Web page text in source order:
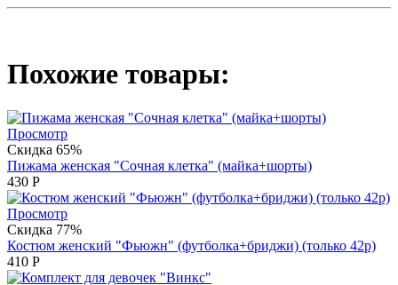
Похожие товары:
Просмотр
Скидка 65%
Пижама женская "Сочная клетка" (майка+шорты)
430 Р
Просмотр
Скидка 77%
Костюм женский "Фьюжн" (футболка+бриджи) (только 42р)
410 Р